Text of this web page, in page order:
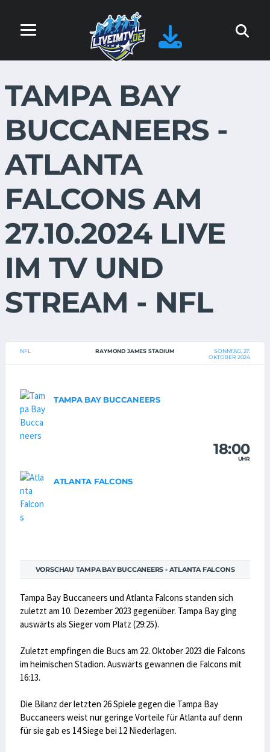
TAMPA BAY
BUCCANEERS -
ATLANTA
FALCONS AM
27.10.2024 LIVE
IM TV UND
STREAM - NFL
NFL RAYMOND JAMES STADIUM
SONNTAG, 27.
OKTOBER 2024
TAMPA BAY BUCCANEERS
18:00
UHR
ATLANTA FALCONS
VORSCHAU TAMPA BAY BUCCANEERS - ATLANTA FALCONS
Tampa Bay Buccaneers und Atlanta Falcons standen sich
zuletzt am 10. Dezember 2023 gegenüber. Tampa Bay ging
auswärts als Sieger vom Platz (29:25).
Zuletzt empfingen die Bucs am 22. Oktober 2023 die Falcons
im heimischen Stadion. Auswärts gewannen die Falcons mit
16:13.
Die Bilanz der letzten 26 Spiele gegen die Tampa Bay
Buccaneers weist nur geringe Vorteile für Atlanta auf denn
für sie gab es 14 Siege bei 12 Niederlagen.